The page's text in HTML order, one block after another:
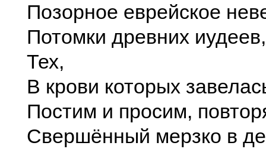
Позорное еврейское
Потомки древних иудеев,
Тех,
В крови которых
Постим и просим,
Свершённый мерзко в